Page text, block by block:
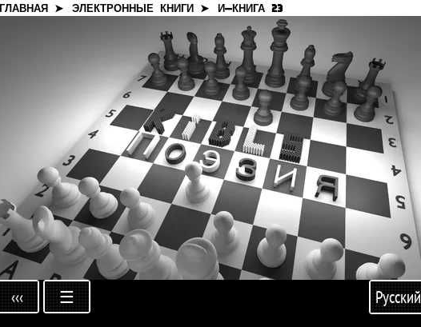
ГЛАВНАЯ ➤ ЭЛЕКТРОННЫЕ КНИГИ ➤ И-КНИГА 23
‹‹‹ ☰ Русский